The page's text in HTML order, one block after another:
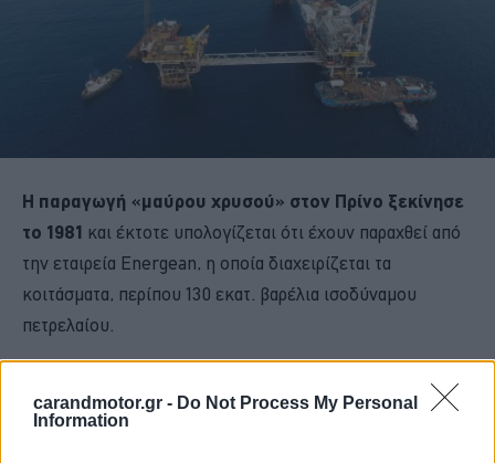
carandmotor.gr - Do Not Process My Personal
Information
Η παραγωγή «μαύρου χρυσού» στον Πρίνο ξεκίνησε
το 1981 και έκτοτε υπολογίζεται ότι έχουν παραχθεί από
την εταιρεία Energean, η οποία διαχειρίζεται τα
κοιτάσματα, περίπου 130 εκατ. βαρέλια ισοδύναμου
πετρελαίου.
Ειδικότερα, στην περιοχή υπάρχουν τρία κοιτάσματα που
έχουν βγάλει πετρέλαιο, και αυτά είναι το κοίτασμα